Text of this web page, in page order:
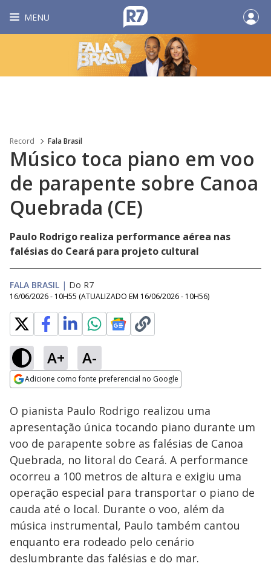
MENU
Record Fala Brasil
Músico toca piano em voo
de parapente sobre Canoa
Quebrada (CE)
Paulo Rodrigo realiza performance aérea nas
falésias do Ceará para projeto cultural
FALA BRASIL | Do R7
16/06/2026 - 10H55 (ATUALIZADO EM 16/06/2026 - 10H56)
A+ A-
Adicione como fonte preferencial no Google
Ativar
100.00%
O pianista Paulo Rodrigo realizou uma
apresentação única tocando piano durante um
voo de parapente sobre as falésias de Canoa
Quebrada, no litoral do Ceará. A performance
ocorreu a 100 metros de altura e exigiu uma
operação especial para transportar o piano de
cauda até o local. Durante o voo, além da
música instrumental, Paulo também cantou
enquanto era rodeado pelo cenário
deslumbrante das falésias e do mar.